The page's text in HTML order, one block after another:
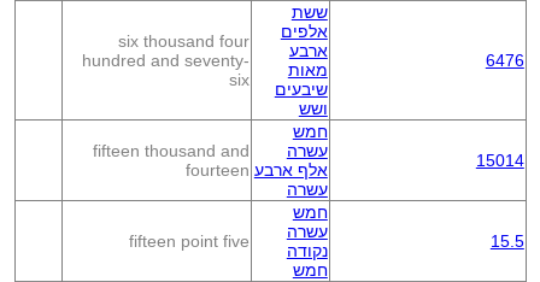
6476
ששת
אלפים
ארבע
מאות
שיבעים
ושש
six thousand four
hundred and seventy-
six
15014
חמש
עשרה
אלף ארבע
עשרה
fifteen thousand and
fourteen
15.5
חמש
עשרה
נקודה
חמש
fifteen point five